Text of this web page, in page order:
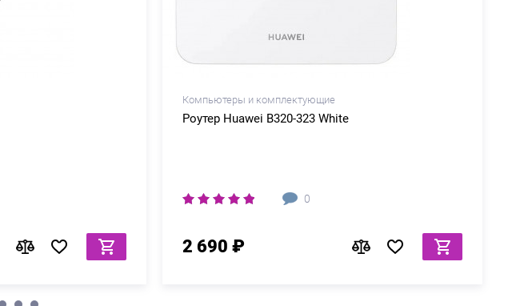
Компьютеры и комплектующие
Роутер Huawei B320-323 White
0
2 690 ₽